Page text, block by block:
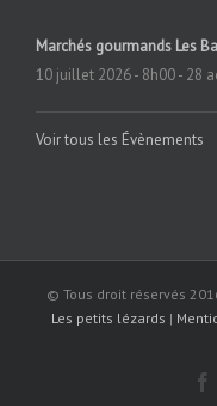
Marchés gourmands Les
10 juillet 2026 - 8h00- 28
Voir tous les Évènements
© Tous droit réservés
Les petits lézards |